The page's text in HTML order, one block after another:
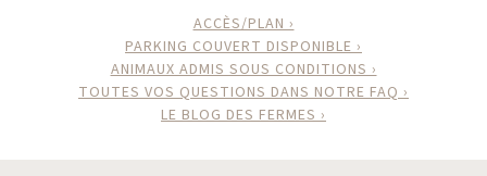
ACCÈS/PLAN ›
PARKING COUVERT DISPONIBLE ›
ANIMAUX ADMIS SOUS CONDITIONS ›
TOUTES VOS QUESTIONS DANS NOTRE FAQ ›
LE BLOG DES FERMES ›